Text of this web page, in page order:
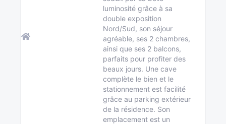
luminosité grâce à sa
double exposition
Nord/Sud, son séjour
agréable, ses 2 chambres,
ainsi que ses 2 balcons,
parfaits pour profiter des
beaux jours. Une cave
complète le bien et le
stationnement est facilité
grâce au parking extérieur
de la résidence. Son
emplacement est un